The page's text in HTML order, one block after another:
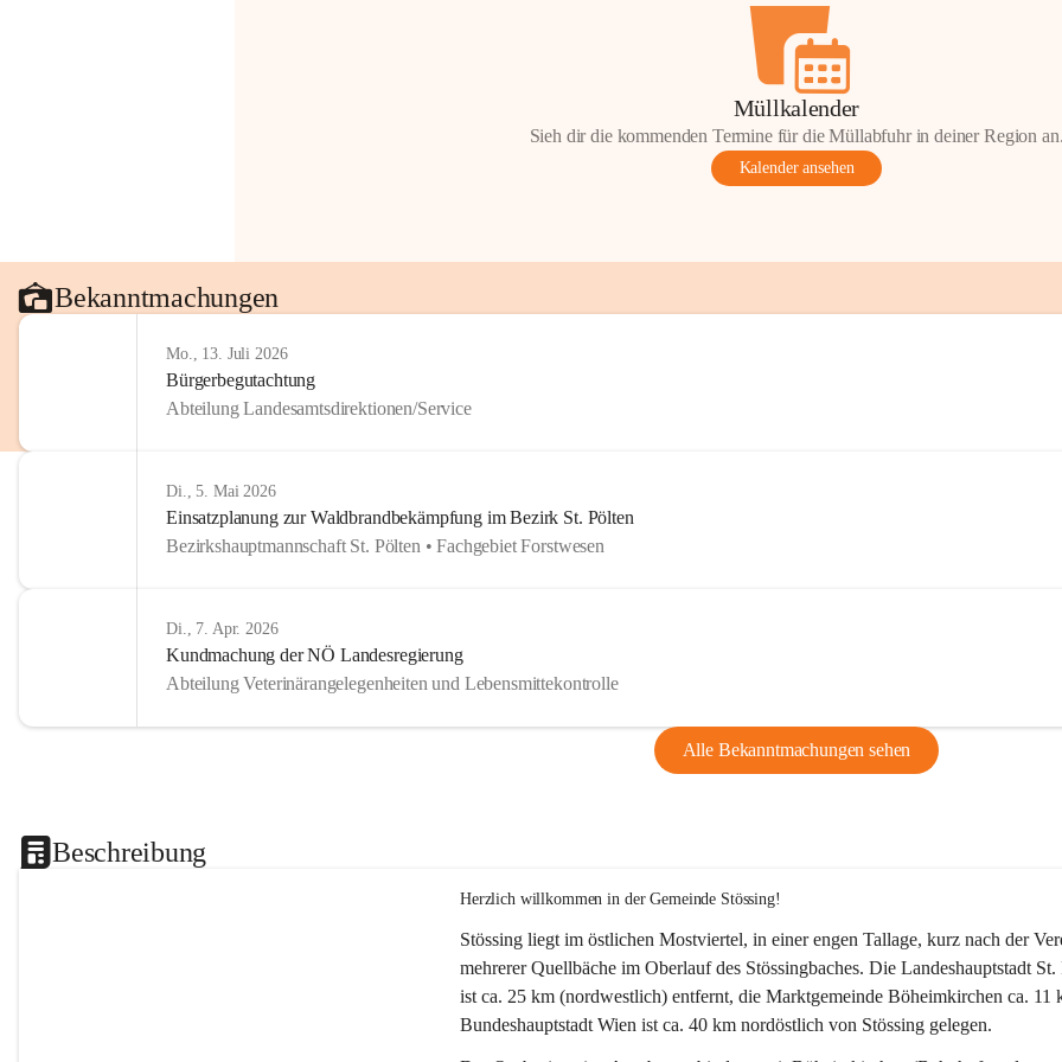
Müllkalender
Sieh dir die kommenden Termine für die Müllabfuhr in deiner Region
Kalender ansehen
Bekanntmachungen
Mo., 13. Juli 2026
Bürgerbegutachtung
Abteilung Landesamtsdirektionen/Service
Di., 5. Mai 2026
Einsatzplanung zur Waldbrandbekämpfung im Bezirk St. Pölten
Bezirkshauptmannschaft St. Pölten • Fachgebiet Forstwesen
Di., 7. Apr. 2026
Kundmachung der NÖ Landesregierung
Abteilung Veterinärangelegenheiten und Lebensmittekontrolle
Alle Bekanntmachungen sehen
Beschreibung
Herzlich willkommen in der Gemeinde Stössing!
Stössing liegt im östlichen Mostviertel, in einer engen Tallage, kurz nach der
mehrerer Quellbäche im Oberlauf des Stössingbaches. Die Landeshauptstadt
ist ca. 25 km (nordwestlich) entfernt, die Marktgemeinde Böheimkirchen ca.
Bundeshauptstadt Wien ist ca. 40 km nordöstlich von Stössing gelegen.